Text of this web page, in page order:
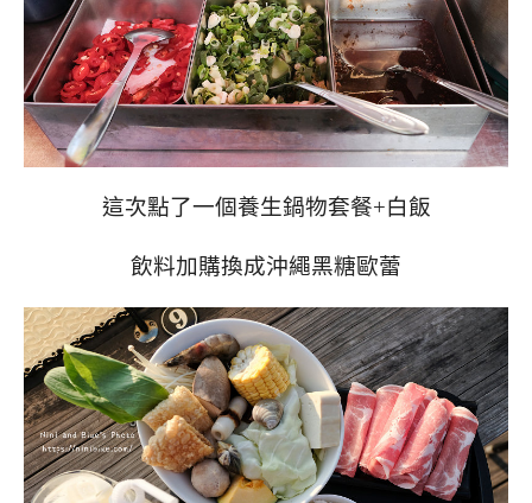
這次點了一個養生鍋物套餐+白飯
飲料加購換成沖繩黑糖歐蕾